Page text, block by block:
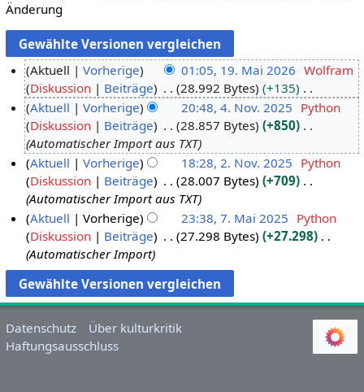
Änderung
9
a
0
Aktuell Vorherige 01:05, 19. Mai 2026 Wolfram
Diskussion
Beiträge 28.992 Bytes
+135
K
e
i
n
e
B
e
a
r
b
e
i
u
n
N
e
r
0
2
Aktuell Vorherige 20:48, 4. Nov. 2025 Python
Diskussion
Beiträge 28.857 Bytes
+850
Automatischer Import aus TXT
N
e
m
e
r
Aktuell Vorherige 18:28, 2. Nov. 2025 Python
Diskussion
Beiträge 28.007 Bytes
+709
Automatischer Import aus TXT
M
a
2
0
Aktuell Vorherige 23:38, 7. Mai 2025 Python
Diskussion
Beiträge 27.298 Bytes
+27.298
Automatischer Import
Datenschutz
Über kulturkritik
Haftungsausschluss